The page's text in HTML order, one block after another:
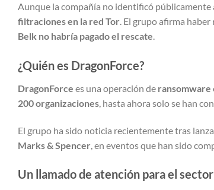
Aunque la compañía no identificó públicamente
filtraciones en la red Tor. El grupo afirma haber
Belk no habría pagado el rescate.
¿Quién es DragonForce?
DragonForce es una operación de ransomware
200 organizaciones, hasta ahora solo se han
El grupo ha sido noticia recientemente tras
Marks & Spencer , en eventos que han sido
Un llamado de atención para el